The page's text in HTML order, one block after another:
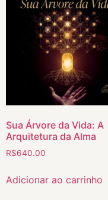
Sua Árvore da Vida: A
Arquitetura da Alma
R$640.00
Adicionar ao carrinho